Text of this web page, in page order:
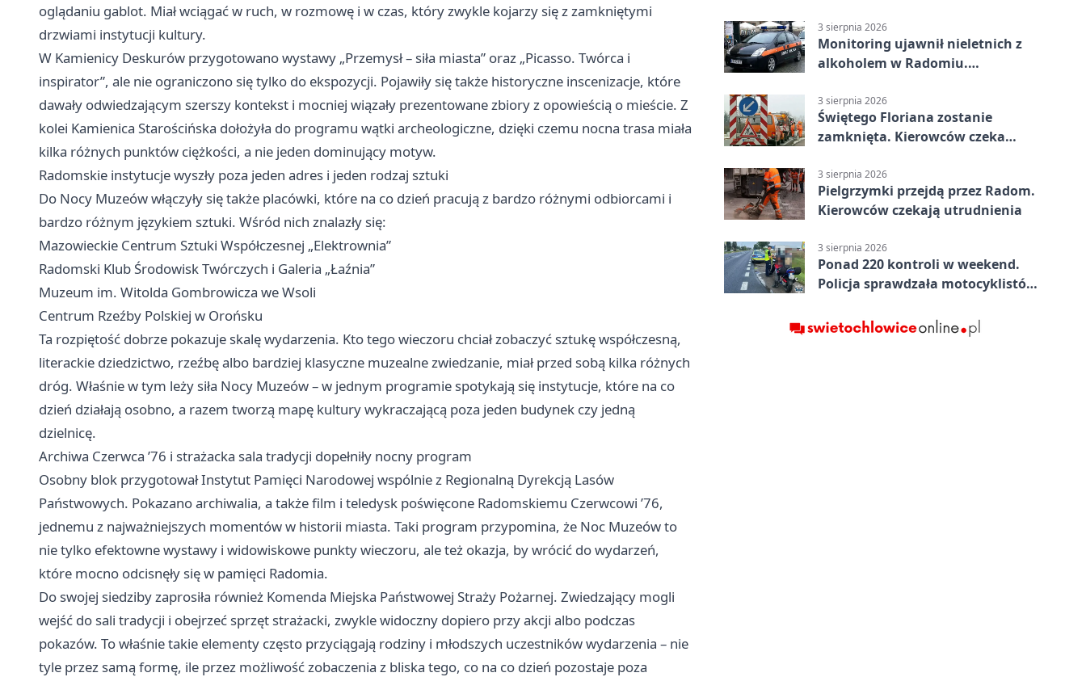
oglądaniu gablot. Miał wciągać w ruch, w rozmowę i w czas, który zwykle kojarzy się z zamkniętymi
drzwiami instytucji kultury.
W Kamienicy Deskurów przygotowano wystawy „Przemysł – siła miasta” oraz „Picasso. Twórca i
inspirator”, ale nie ograniczono się tylko do ekspozycji. Pojawiły się także historyczne inscenizacje, które
dawały odwiedzającym szerszy kontekst i mocniej wiązały prezentowane zbiory z opowieścią o mieście. Z
kolei Kamienica Starościńska dołożyła do programu wątki archeologiczne, dzięki czemu nocna trasa miała
kilka różnych punktów ciężkości, a nie jeden dominujący motyw.
Radomskie instytucje wyszły poza jeden adres i jeden rodzaj sztuki
Do Nocy Muzeów włączyły się także placówki, które na co dzień pracują z bardzo różnymi odbiorcami i
bardzo różnym językiem sztuki. Wśród nich znalazły się:
Mazowieckie Centrum Sztuki Współczesnej „Elektrownia”
Radomski Klub Środowisk Twórczych i Galeria „Łaźnia”
Muzeum im. Witolda Gombrowicza we Wsoli
Centrum Rzeźby Polskiej w Orońsku
Ta rozpiętość dobrze pokazuje skalę wydarzenia. Kto tego wieczoru chciał zobaczyć sztukę współczesną,
literackie dziedzictwo, rzeźbę albo bardziej klasyczne muzealne zwiedzanie, miał przed sobą kilka różnych
dróg. Właśnie w tym leży siła Nocy Muzeów – w jednym programie spotykają się instytucje, które na co
dzień działają osobno, a razem tworzą mapę kultury wykraczającą poza jeden budynek czy jedną
dzielnicę.
Archiwa Czerwca ’76 i strażacka sala tradycji dopełniły nocny program
Osobny blok przygotował Instytut Pamięci Narodowej wspólnie z Regionalną Dyrekcją Lasów
Państwowych. Pokazano archiwalia, a także film i teledysk poświęcone Radomskiemu Czerwcowi ’76,
jednemu z najważniejszych momentów w historii miasta. Taki program przypomina, że Noc Muzeów to
nie tylko efektowne wystawy i widowiskowe punkty wieczoru, ale też okazja, by wrócić do wydarzeń,
które mocno odcisnęły się w pamięci Radomia.
Do swojej siedziby zaprosiła również Komenda Miejska Państwowej Straży Pożarnej. Zwiedzający mogli
wejść do sali tradycji i obejrzeć sprzęt strażacki, zwykle widoczny dopiero przy akcji albo podczas
pokazów. To właśnie takie elementy często przyciągają rodziny i młodszych uczestników wydarzenia – nie
tyle przez samą formę, ile przez możliwość zobaczenia z bliska tego, co na co dzień pozostaje poza
3 sierpnia 2026
Monitoring ujawnił nieletnich z
alkoholem w Radomiu.
3 sierpnia 2026
Świętego Floriana zostanie
zamknięta. Kierowców czeka
3 sierpnia 2026
Pielgrzymki przejdą przez Radom.
Kierowców czekają utrudnienia
3 sierpnia 2026
Ponad 220 kontroli w weekend.
Policja sprawdzała motocyklistów